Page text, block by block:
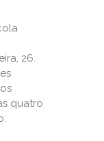
26.
quatro